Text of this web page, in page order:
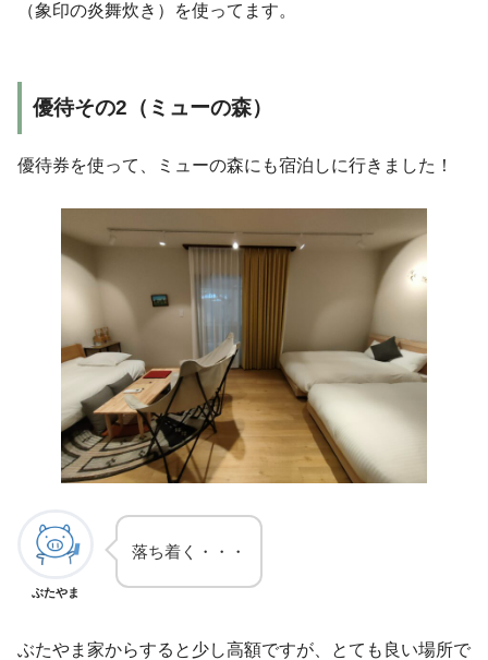
（象印の炎舞炊き）を使ってます。
優待その2（ミューの森）
優待券を使って、ミューの森にも宿泊しに行きました！
ぶたやま
落ち着く・・・
ぶたやま家からすると少し高額ですが、とても良い場所で